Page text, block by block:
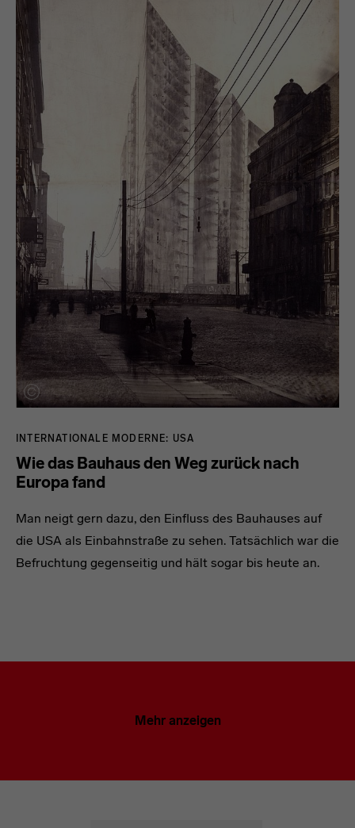
INTERNATIONALE MODERNE: USA
Wie das Bauhaus den Weg zurück nach
Europa fand
Man neigt gern dazu, den Einfluss des Bauhauses auf
die USA als Einbahnstraße zu sehen. Tatsächlich war die
Befruchtung gegenseitig und hält sogar bis heute an.
Mehr anzeigen